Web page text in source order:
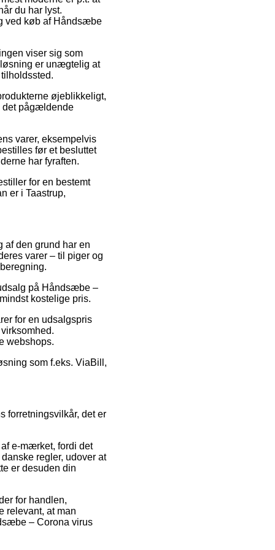
du har lyst.
ved køb af Håndsæbe
viser sig som
er unægtelig at
øjeblikkeligt,
det pågældende
varer, eksempelvis
før et besluttet
har fyraften.
for en bestemt
er i Taastrup,
af den grund har en
varer – til piger og
på Håndsæbe –
kostelige pris.
for en udsalgspris
webshops.
som f.eks. ViaBill,
forretningsvilkår, det er
e-mærket, fordi det
regler, udover at
er desuden din
for handlen,
relevant, at man
– Corona virus